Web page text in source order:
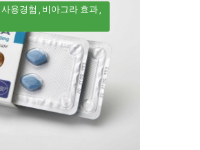
사용경험
비아그라 효과